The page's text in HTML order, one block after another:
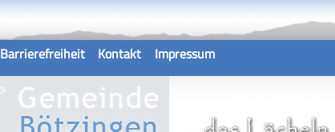
Barrierefreiheit Kontakt Impressum